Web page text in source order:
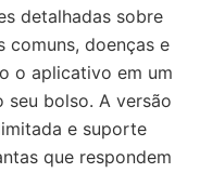
detalhadas sobre
comuns, doenças e
o aplicativo em um
bolso. A versão
e suporte
que respondem